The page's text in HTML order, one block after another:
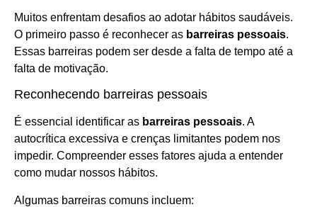
Muitos enfrentam desafios ao adotar hábitos saudáveis.
O primeiro passo é reconhecer as barreiras pessoais.
Essas barreiras podem ser desde a falta de tempo até a
falta de motivação.
Reconhecendo barreiras pessoais
É essencial identificar as barreiras pessoais. A
autocrítica excessiva e crenças limitantes podem nos
impedir. Compreender esses fatores ajuda a entender
como mudar nossos hábitos.
Algumas barreiras comuns incluem: